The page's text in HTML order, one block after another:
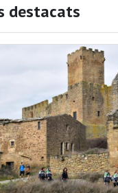
destacats